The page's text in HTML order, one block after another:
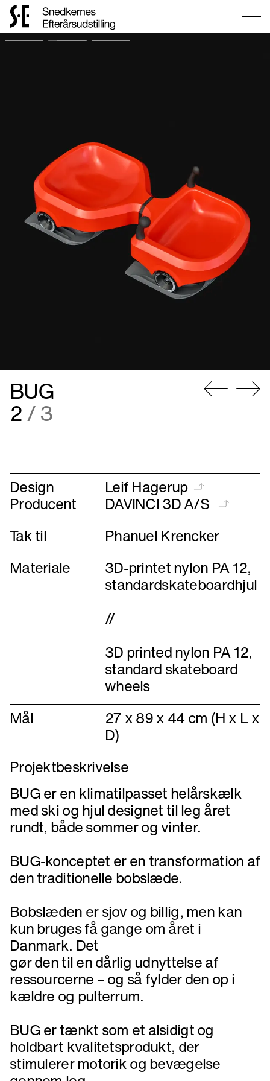
Gå
BUG
2/ 3
Design Leif Hagerup
Producent
DAVINCI 3D A/S
Tak til
Phanuel Krencker
Materiale
3D-printet nylon PA 12,
standardskateboardhjul
//
3D printed nylon PA 12,
standard skateboard
wheels
Mål
27 x 89 x 44 cm (H x L x
D)
Projektbeskrivelse
BUG er en klimatilpasset helårskælk
med ski og hjul designet til leg året
rundt, både sommer og vinter.
BUG-konceptet er en transformation af
den traditionelle bobslæde.
Bobslæden er sjov og billig, men kan
kun bruges få gange om året i
Danmark. Det
gør den til en dårlig udnyttelse af
ressourcerne – og så fylder den op i
kældre og pulterrum.
BUG er tænkt som et alsidigt og
holdbart kvalitetsprodukt, der
stimulerer motorik og bevægelse